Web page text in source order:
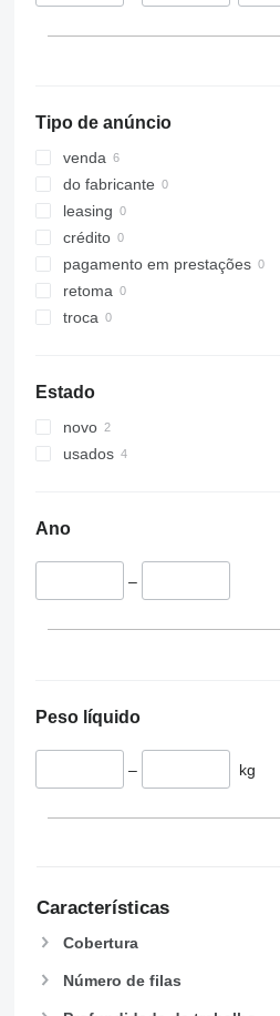
Tipo de anúncio
venda
do fabricante
leasing
crédito
pagamento em prestações
retoma
troca
Estado
novo
usados
Ano
–
Peso líquido
– kg
Características
Cobertura
Número de filas